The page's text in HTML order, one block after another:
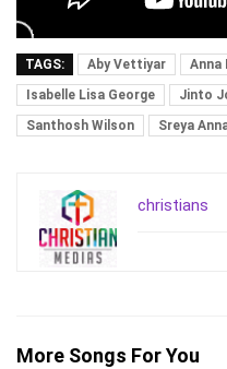
TAGS: Aby Vettiyar Anna
Isabelle Lisa George
Jinto
Santhosh Wilson
Sreya
christians
More Songs For You